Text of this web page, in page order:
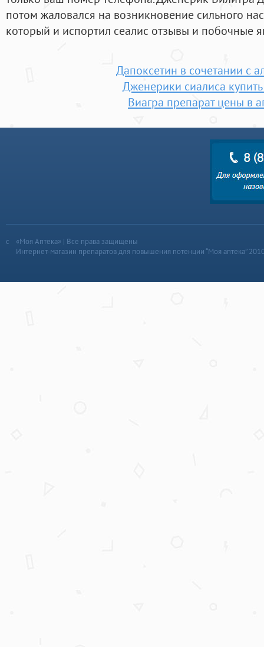
потом жаловался на возникновение сильного
который и испортил сеалис отзывы и побочные
Дапоксетин в сочетании с
Дженерики сиалиса
Виагра препарат цены в
«Моя Аптека» | Все права защищены
Интернет-магазин препаратов для повышения потенции “Моя аптека”